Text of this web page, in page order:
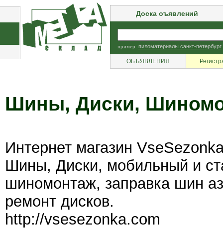
Доска оъявлений
пример: пиломатериалы санкт-петербург
ОБЪЯВЛЕНИЯ
Шины, Диски,
Интернет магазин
Шины, Диски, мобильный и
шиномонтаж, заправка шин
ремонт дисков.
http://vsesezonka.com